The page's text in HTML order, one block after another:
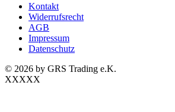
Kontakt
Widerrufsrecht
AGB
Impressum
Datenschutz
© 2026 by GRS Trading e.K.
XXXXX